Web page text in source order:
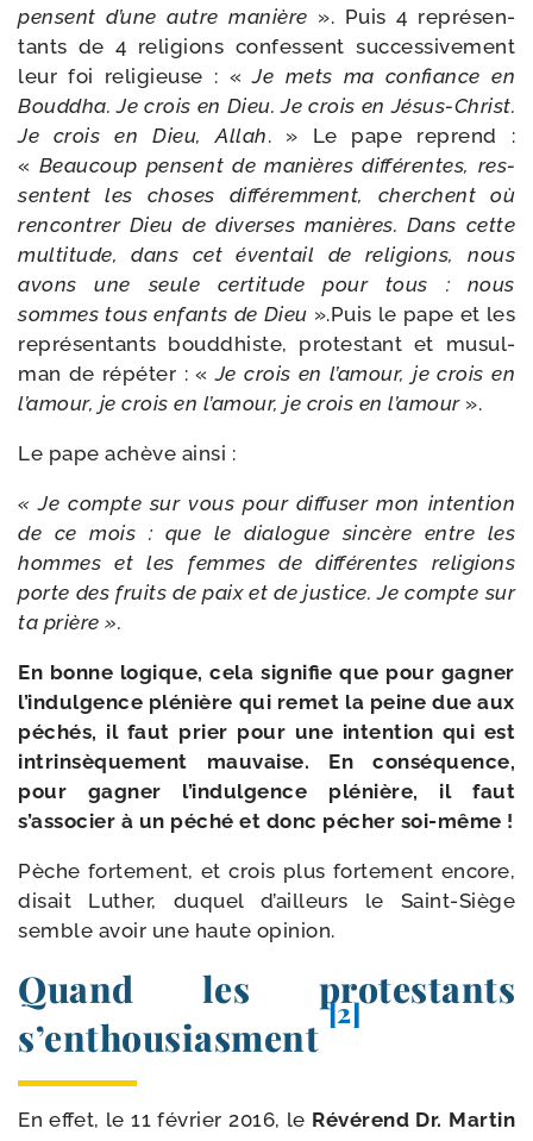
pensent d’une autre manière ». Puis 4 repré­sen­
tants de 4 reli­gions confessent suc­ces­si­ve­ment
leur foi reli­gieuse : «Je mets ma confiance en
Bouddha. Je crois en Dieu. Je crois en Jésus-​Christ.
Je crois en Dieu, Allah. » Le pape reprend :
« Beaucoup pensent de manières dif­fé­rentes, res­
sentent les choses dif­fé­rem­ment, cherchent où
ren­con­trer Dieu de diverses manières. Dans cette
mul­ti­tude, dans cet éven­tail de reli­gions, nous
avons une seule cer­ti­tude pour tous : nous
sommes tous enfants de Dieu ».Puis le pape et les
repré­sen­tants boud­dhiste, pro­tes­tant et musul­
man de répé­ter : «Je crois en l’amour, je crois en
l’amour, je crois en l’amour, je crois en l’amour».
Le pape achève ainsi :
« Je compte sur vous pour dif­fu­ser mon inten­tion
de ce mois : que le dia­logue sin­cère entre les
hommes et les femmes de dif­fé­rentes reli­gions
porte des fruits de paix et de jus­tice. Je compte sur
ta prière ».
En bonne logique, cela signi­fie que pour gagner
l’indulgence plé­nière qui remet la peine due aux
péchés, il faut prier pour une inten­tion qui est
intrin­sè­que­ment mau­vaise. En consé­quence,
pour gagner l’indulgence plé­nière, il faut
s’associer à un péché et donc pécher soi-​même !
Pèche for­te­ment, et crois plus for­te­ment encore,
disait Luther, duquel d’ailleurs le Saint-​Siège
semble avoir une haute opinion.
Quand les protestants
s’enthousiasment
[2]
En effet, le 11 février 2016, le Révérend Dr. Martin